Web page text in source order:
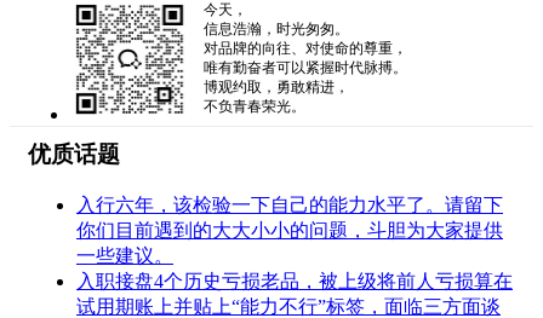
今天，
信息浩瀚，时光匆匆。
对品牌的向往、对使命的尊重，
唯有勤奋者可以紧握时代脉搏。
博观约取，勇敢精进，
不负青春荣光。
优质话题
入行六年，该检验一下自己的能力水平了。请留下
你们目前遇到的大大小小的问题，斗胆为大家提供
一些建议。
入职接盘4个历史亏损老品，被上级将前人亏损算在
试用期账上并贴上“能力不行”标签，面临三方面谈